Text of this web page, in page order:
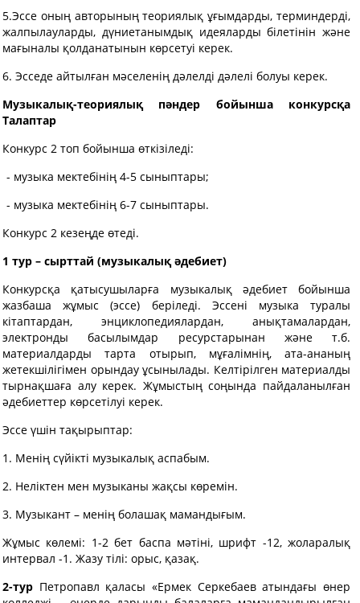
5.Эссе оның авторының теориялық ұғымдарды, терминдерді,
жалпылауларды, дүниетанымдық идеяларды білетінін және
мағыналы қолданатынын көрсетуі керек.
6. Эсседе айтылған мәселенің дәлелді дәлелі болуы керек.
Музыкалық-теориялық пәндер бойынша конкурсқа
Талаптар
Конкурс 2 топ бойынша өткізіледі:
- музыка мектебінің 4-5 сыныптары;
- музыка мектебінің 6-7 сыныптары.
Конкурс 2 кезеңде өтеді.
1 тур – сырттай (музыкалық әдебиет)
Конкурсқа қатысушыларға музыкалық әдебиет бойынша
жазбаша жұмыс (эссе) беріледі. Эссені музыка туралы
кітаптардан, энциклопедиялардан, анықтамалардан,
электронды басылымдар ресурстарынан және т.б.
материалдарды тарта отырып, мұғалімнің, ата-ананың
жетекшілігімен орындау ұсынылады. Келтірілген материалды
тырнақшаға алу керек. Жұмыстың соңында пайдаланылған
әдебиеттер көрсетілуі керек.
Эссе үшін тақырыптар:
1. Менің сүйікті музыкалық аспабым.
2. Неліктен мен музыканы жақсы көремін.
3. Музыкант – менің болашақ мамандығым.
Жұмыс көлемі: 1-2 бет баспа мәтіні, шрифт -12, жоларалық
интервал -1. Жазу тілі: орыс, қазақ.
2-тур Петропавл қаласы «Ермек Серкебаев атындағы өнер